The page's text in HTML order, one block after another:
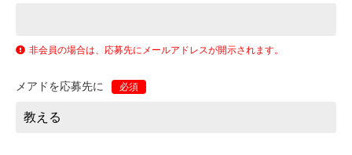
非会員の場合は、応募先にメールアドレスが開示されます。
メアドを応募先に 必須